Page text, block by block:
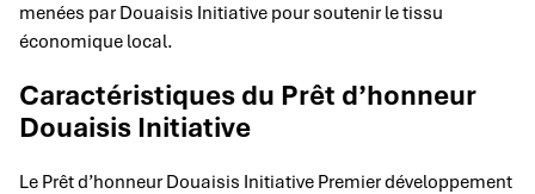
menées par Douaisis Initiative pour soutenir le tissu
économique local.
Caractéristiques du Prêt d’honneur
Douaisis Initiative
Le Prêt d’honneur Douaisis Initiative Premier développement